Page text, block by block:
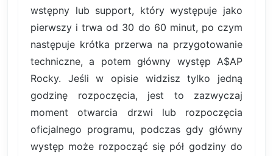
wstępny lub support, który występuje jako
pierwszy i trwa od 30 do 60 minut, po czym
następuje krótka przerwa na przygotowanie
techniczne, a potem główny występ A$AP
Rocky. Jeśli w opisie widzisz tylko jedną
godzinę rozpoczęcia, jest to zazwyczaj
moment otwarcia drzwi lub rozpoczęcia
oficjalnego programu, podczas gdy główny
występ może rozpocząć się pół godziny do